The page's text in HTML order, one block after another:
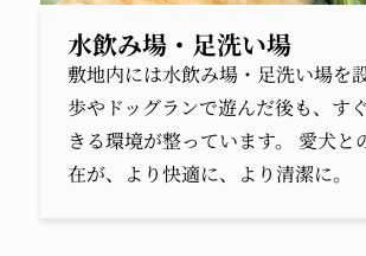
水飲み場・足洗い場
敷地内には水飲み場・足洗い場を
歩やドッグランで遊んだ後も、す
きる環境が整っています。 愛犬と
在が、より快適に、より清潔に。